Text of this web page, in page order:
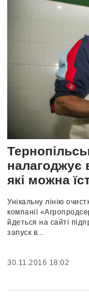
налагоджує
які можна
Унікальну лінію
компанії
йдеться на сайті
запуск в...
30.11.2016 18:02